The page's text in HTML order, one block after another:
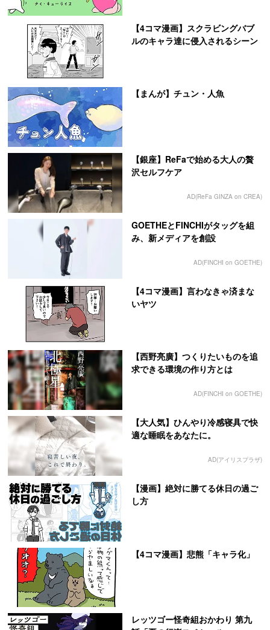
【4コマ漫画】スクラビングバブ
ルのキャラ達に侵入されるシーン
【まんが】チュン・人魚
【銀座】ReFaで始める大人の贅
沢セルフケア
AD(ReFa GINZA on CREA)
GOETHEとFINCHIがタッグを組
み、新メディアを創設
AD(FINCHI on GOETHE)
【4コマ漫画】言わなきゃ済まな
いヤツ
【西野亮廣】つくりたいものを追
求できる環境の作り方とは
AD(FINCHI on GOETHE)
【大人気】ひんやり冷感寝具で快
適な睡眠をあなたに。
AD(アイリスプラザ)
【漫画】絶対に勝てる休日の過ご
し方
【4コマ漫画】悲熊「キャラ化」
レッツゴー怪奇組おかわり 第九